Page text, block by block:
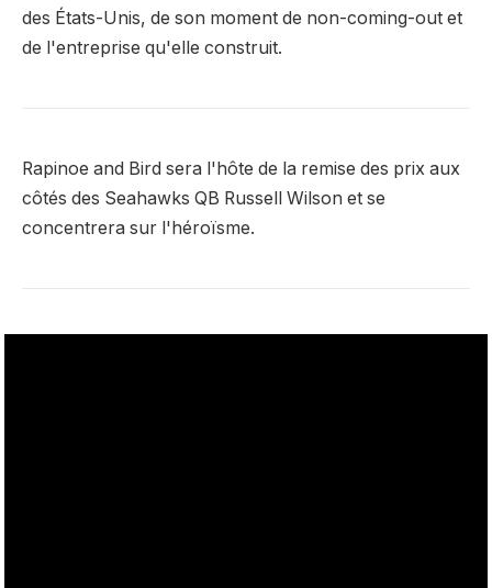
des États-Unis, de son moment de non-coming-out et
de l'entreprise qu'elle construit.
Rapinoe and Bird sera l'hôte de la remise des prix aux
côtés des Seahawks QB Russell Wilson et se
concentrera sur l'héroïsme.